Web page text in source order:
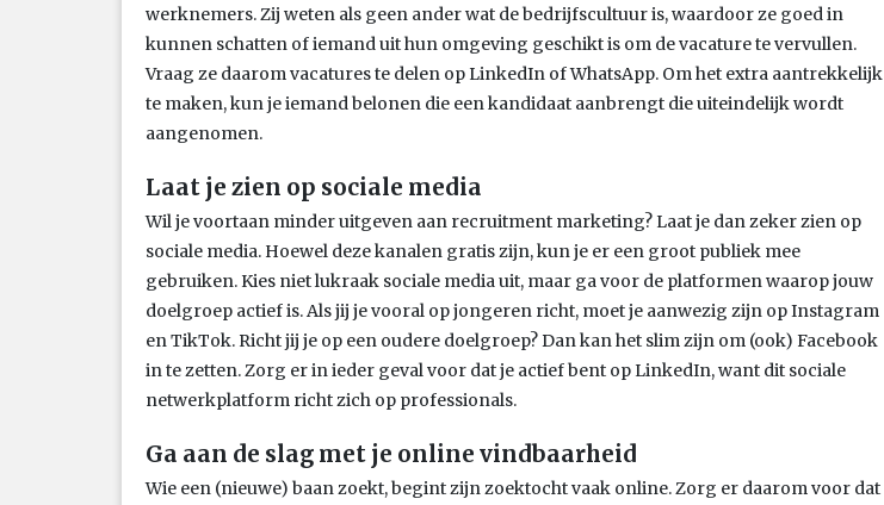
werknemers. Zij weten als geen ander wat de bedrijfscultuur is, waardoor ze goed in
kunnen schatten of iemand uit hun omgeving geschikt is om de vacature te vervullen.
Vraag ze daarom vacatures te delen op LinkedIn of WhatsApp. Om het extra aantrekkelijk
te maken, kun je iemand belonen die een kandidaat aanbrengt die uiteindelijk wordt
aangenomen.
Laat je zien op sociale media
Wil je voortaan minder uitgeven aan recruitment marketing? Laat je dan zeker zien op
sociale media. Hoewel deze kanalen gratis zijn, kun je er een groot publiek mee
gebruiken. Kies niet lukraak sociale media uit, maar ga voor de platformen waarop jouw
doelgroep actief is. Als jij je vooral op jongeren richt, moet je aanwezig zijn op Instagram
en TikTok. Richt jij je op een oudere doelgroep? Dan kan het slim zijn om (ook) Facebook
in te zetten. Zorg er in ieder geval voor dat je actief bent op LinkedIn, want dit sociale
netwerkplatform richt zich op professionals.
Ga aan de slag met je online vindbaarheid
Wie een (nieuwe) baan zoekt, begint zijn zoektocht vaak online. Zorg er daarom voor dat